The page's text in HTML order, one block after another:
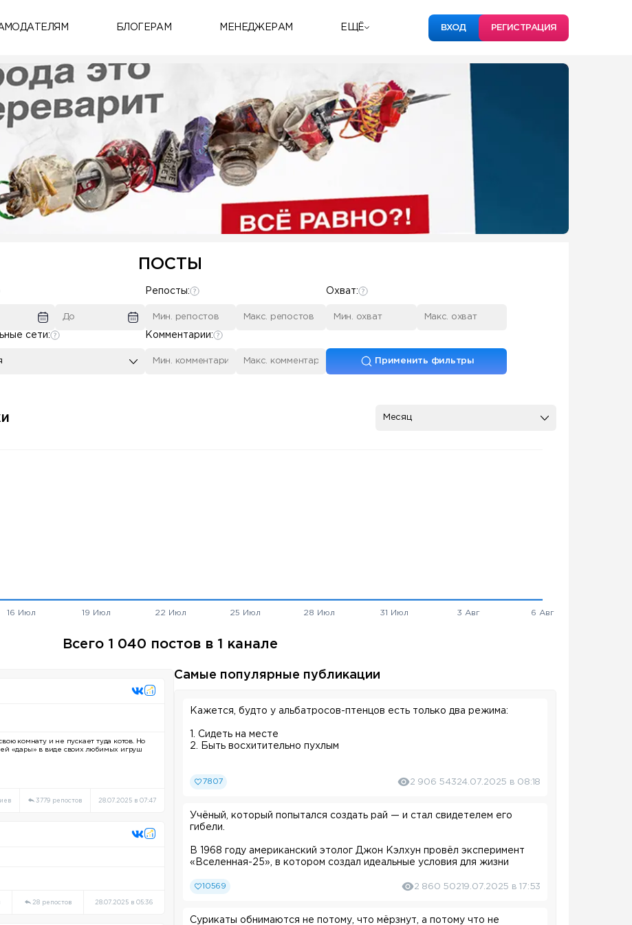
БЛОГЕРАМ МЕНЕДЖЕРАМ ЕЩЁ ВХОД РЕГИСТРАЦИЯ
ПОСТЫ
сети:
Репосты:
Комментарии:
Охват:
Применить фильтры
Месяц
Всего 1 040 постов в 1 канале
комнату и не пускает туда котов. Но
ей «дары» в виде своих любимых игруш
3779 репостов 28.07.2025 в 07:47
28 репостов 28.07.2025 в 05:36
Самые популярные публикации
Кажется, будто у альбатросов-птенцов есть только два режима:
1. Сидеть на месте
2. Быть восхитительно пухлым
готовятся к судьбе настоящих морских странников.
7807 2 906 54324.07.2025 в 08:18
Учёный, который попытался создать рай — и стал свидетелем его
гибели.
В 1968 году американский этолог Джон Кэлхун провёл эксперимент
«Вселенная-25», в котором создал идеальные условия для жизни
отсутствие угроз. Загон был рассчитан на 3840 особей, и в него
Популяция быстро росла, и вскоре начала проявляться социальная
10569 2 860 50219.07.2025 в 17:53
Сурикаты обнимаются не потому, что мёрзнут, а потому что не